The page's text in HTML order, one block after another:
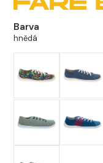
Barva
hnědá